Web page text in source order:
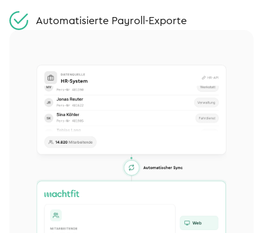
Automatisierte Payroll-Exporte